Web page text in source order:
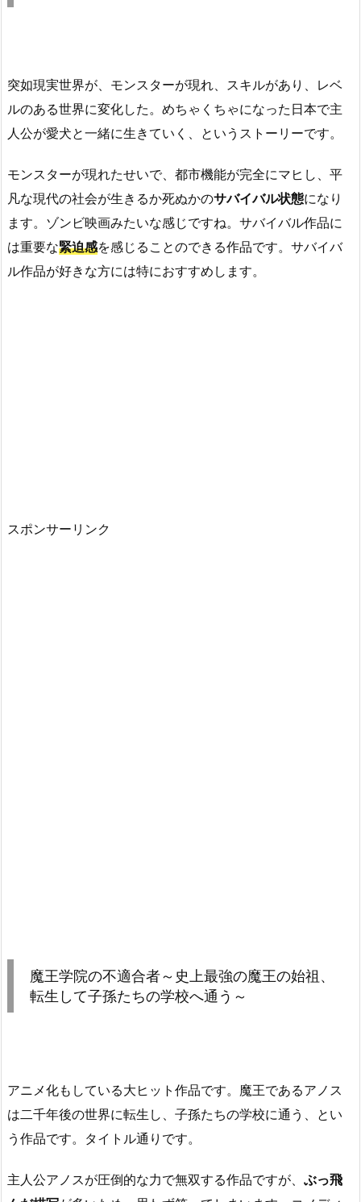
突如現実世界が、モンスターが現れ、スキルがあり、レベ
ルのある世界に変化した。めちゃくちゃになった日本で主
人公が愛犬と一緒に生きていく、というストーリーです。
モンスターが現れたせいで、都市機能が完全にマヒし、平
凡な現代の社会が生きるか死ぬかのサバイバル状態になり
ます。ゾンビ映画みたいな感じですね。サバイバル作品に
は重要な緊迫感を感じることのできる作品です。サバイバ
ル作品が好きな方には特におすすめします。
スポンサーリンク
魔王学院の不適合者～史上最強の魔王の始祖、
転生して子孫たちの学校へ通う～
アニメ化もしている大ヒット作品です。魔王であるアノス
は二千年後の世界に転生し、子孫たちの学校に通う、とい
う作品です。タイトル通りです。
主人公アノスが圧倒的な力で無双する作品ですが、 ぶっ飛